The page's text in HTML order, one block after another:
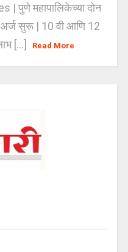
पुणे महापालिकेच्या दोन
अर्ज सुरू | 10 वी आणि 12
[...]
Read More